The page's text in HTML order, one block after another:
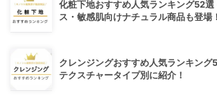
化粧下地おすすめ人気ランキング52選
ス・敏感肌向けナチュラル商品も登場！
クレンジングおすすめ人気ランキング
テクスチャータイプ別に紹介！